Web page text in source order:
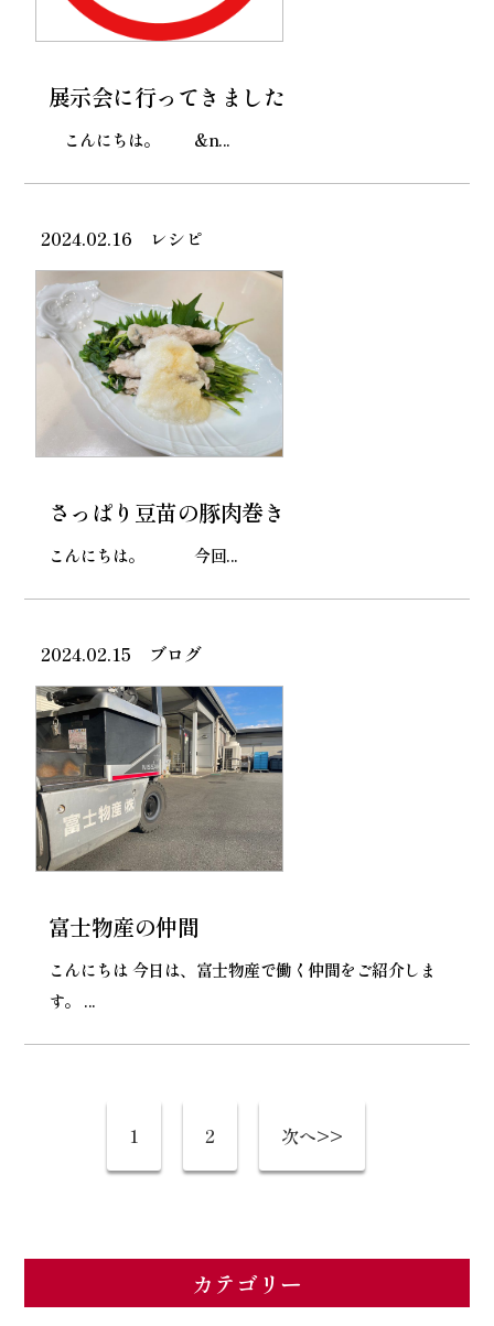
展示会に行ってきました
こんにちは。 &n...
さっぱり豆苗の豚肉巻き
こんにちは。 今回...
2024.02.16 レシピ
富士物産の仲間
こんにちは 今日は、富士物産で働く仲間をご紹介しま
す。 ...
2024.02.15 ブログ
1 2 次へ>>
カテゴリー